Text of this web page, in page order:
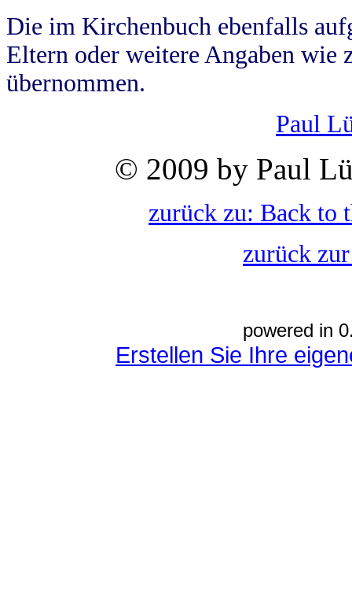
Die im Kirchenbuch ebenfalls
Eltern oder weitere Angaben wie
übernommen.
Paul
© 2009 by Paul
zurück zu: Back to
zurück
powered in
Erstellen Sie Ihre